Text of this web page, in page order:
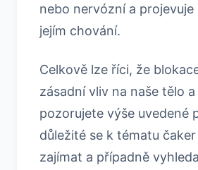
nebo nervózní a projevuje
jejím chování.
Celkově lze říci, že
zásadní vliv na naše tělo
pozorujete výše uvedené
důležité se k tématu
zajímat a případně